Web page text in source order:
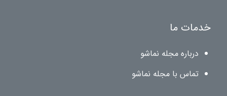
خدمات ما
درباره مجله نماشو
تماس با مجله نماشو